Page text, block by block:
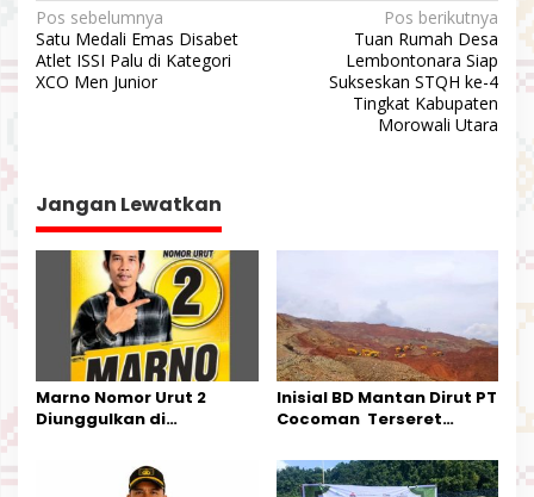
N
a
v
a
s
i
Pos sebelumnya
Satu Medali Emas Disabet
Atlet ISSI Palu di Kategori
XCO Men Junior
Pos berikutnya
Tuan Rumah Desa
Lembontonara Siap
Sukseskan STQH ke-4
Tingkat Kabupaten
Morowali Utara
Jangan Lewatkan
Marno Nomor Urut 2
Diunggulkan di
Kesederhanaannya Jadi
Harapan Warga
Inisial BD Mantan Dirut PT
Cocoman Terseret
Tata Kelola Tambang
Kalimantan Barat